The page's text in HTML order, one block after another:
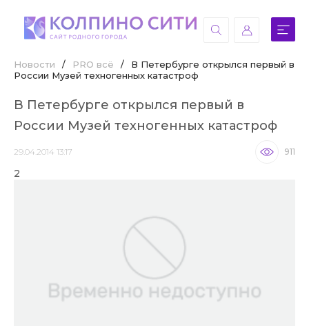
Новости / PRO всё /
В Петербурге открылся первый в
России Музей техногенных катастроф
В Петербурге открылся первый в
России Музей техногенных катастроф
29.04.2014 13:17 911
2